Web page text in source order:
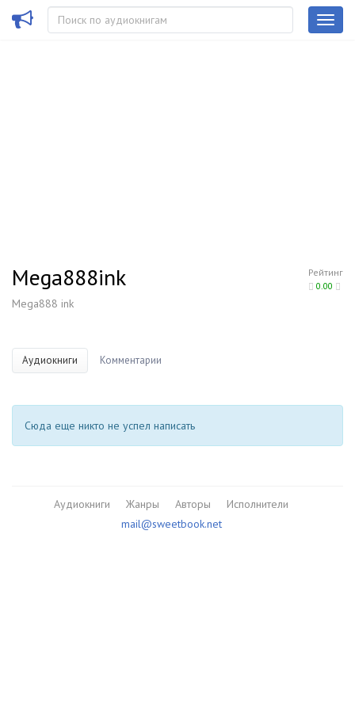
Рейтинг
0.00
Mega888ink
Mega888 ink
Аудиокниги Комментарии
Сюда еще никто не успел написать
Аудиокниги Жанры Авторы
Исполнители
mail@sweetbook.net